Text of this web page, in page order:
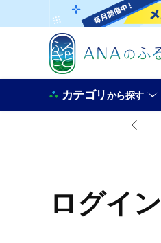
カテゴリから探す
ログイン